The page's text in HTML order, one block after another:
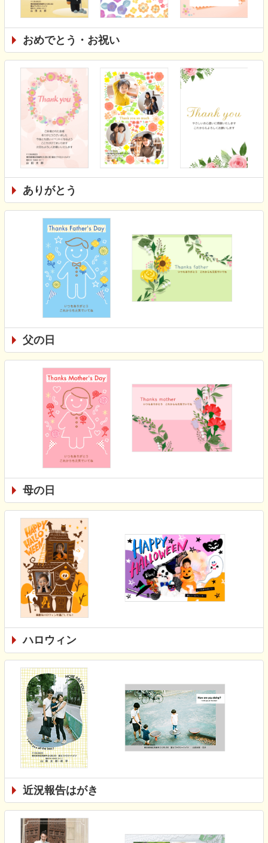
おめでとう・お祝い
ありがとう
父の日
母の日
ハロウィン
近況報告はがき